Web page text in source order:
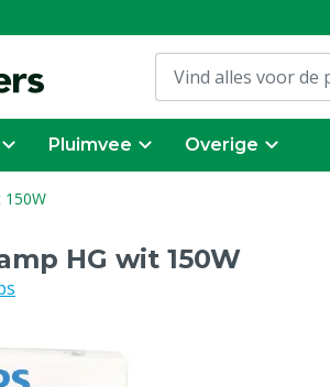
Pluimvee Overige
150W
HG wit 150W